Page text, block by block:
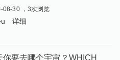
08-30 ，3次浏览
详细